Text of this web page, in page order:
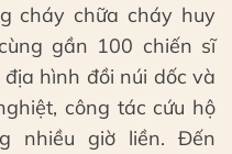
cháy chữa cháy huy
gần 100 chiến sĩ
hình đồi núi dốc và
công tác cứu hộ
nhiều giờ liền. Đến